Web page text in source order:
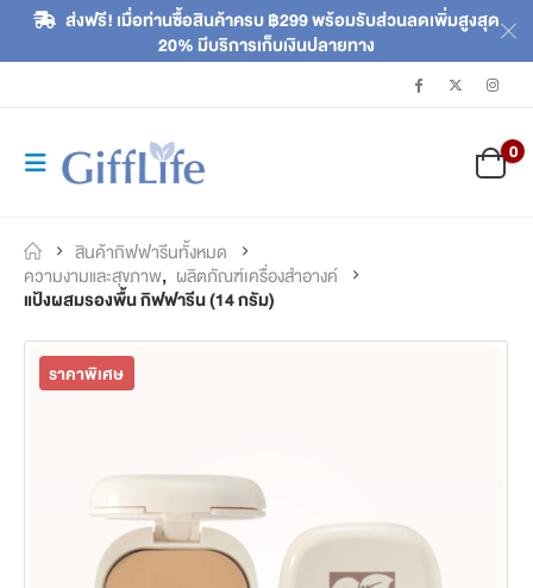
ส่งฟรี! เมื่อท่านซื้อสินค้าครบ ฿299 พร้อมรับส่วนลดเพิ่มสูงสุด
20% มีบริการเก็บเงินปลายทาง
0
สินค้ากิฟฟารีนทั้งหมด
ความงามและสุขภาพ, ผลิตภัณฑ์เครื่องสำอางค์
แป้งผสมรองพื้น กิฟฟารีน (14 กรัม)
ราคาพิเศษ